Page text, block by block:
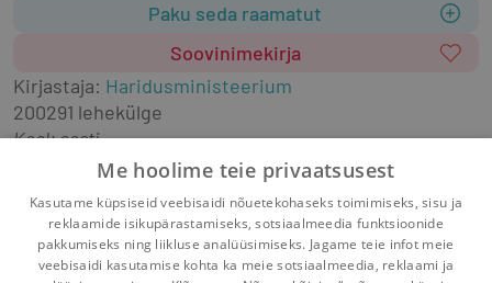
Paku seda raamatut
Soovinimekirja
Kirjastaja: Haridusministeerium
200291 lehekülge
Keel: eesti
konverentsikogumikud
keskkonnakaitse
looduskaitse
keskkonnaharidus
Me hoolime teie privaatsusest
Kasutame küpsiseid veebisaidi nõuetekohaseks toimimiseks, sisu ja
reklaamide isikupärastamiseks, sotsiaalmeedia funktsioonide
pakkumiseks ning liikluse analüüsimiseks. Jagame teie infot meie
veebisaidi kasutamise kohta ka meie sotsiaalmeedia, reklaami ja